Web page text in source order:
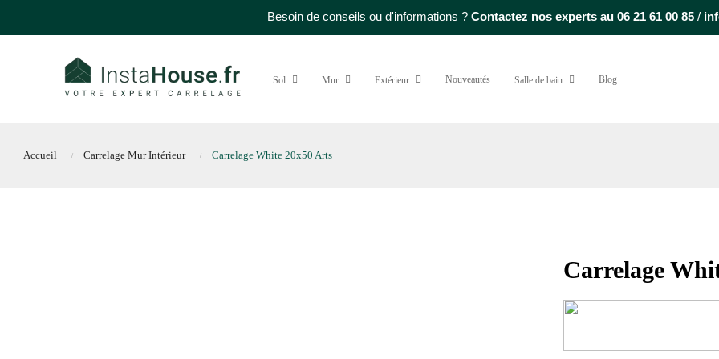
Besoin de conseils ou d'informations ? Contactez nos experts au 06 21 61 00 85 /
Sol Mur Extérieur Nouveautés Salle de bain Blog
Accueil Carrelage Mur Intérieur Carrelage White 20x50 Arts
Carrelage